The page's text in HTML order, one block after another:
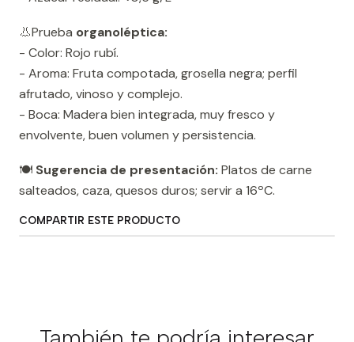
👃Prueba organoléptica:
- Color: Rojo rubí.
- Aroma: Fruta compotada, grosella negra; perfil
afrutado, vinoso y complejo.
- Boca: Madera bien integrada, muy fresco y
envolvente, buen volumen y persistencia.
🍽️ Sugerencia de presentación: Platos de carne
salteados, caza, quesos duros; servir a 16ºC.
COMPARTIR ESTE PRODUCTO